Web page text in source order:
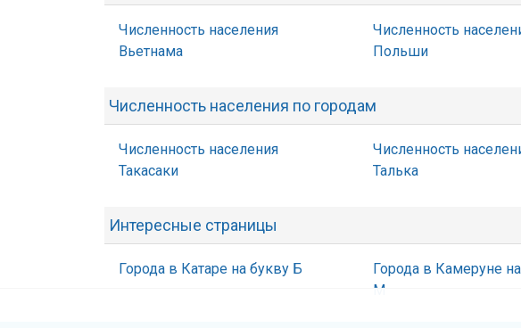
Численность населения
Вьетнама
Численность
Польши
Численность населения по городам
Численность населения
Такасаки
Численность
Талька
Интересные страницы
Города в Катаре на букву Б
Города в Камеруне
М